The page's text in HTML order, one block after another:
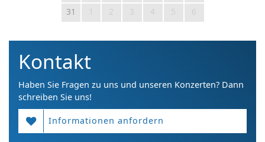
31
2 3 4 5 6
Kontakt
Haben Sie Fragen zu uns und unseren Konzerten? Dann
schreiben Sie uns!
Informationen anfordern